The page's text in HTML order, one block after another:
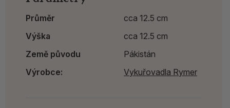
Průměr
cca 12.5 cm
Výška
cca 12.5 cm
Země původu
Pákistán
Výrobce:
Vykuřovadla Rymer